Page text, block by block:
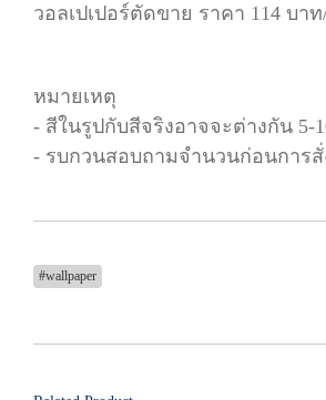
วอลเปเปอร์ตัดขาย ราคา 114 บา
หมายเหตุ
- สีในรูปกับสีจริงอาจจะต่างกัน 5-
- รบกวนสอบถามจำนวนก่อนการ
#wallpaper